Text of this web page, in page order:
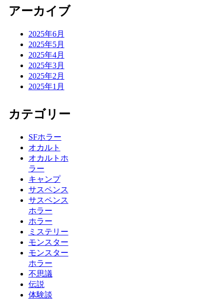
アーカイブ
2025年6月
2025年5月
2025年4月
2025年3月
2025年2月
2025年1月
カテゴリー
SFホラー
オカルト
オカルトホ
ラー
キャンプ
サスペンス
サスペンス
ホラー
ホラー
ミステリー
モンスター
モンスター
ホラー
不思議
伝説
体験談